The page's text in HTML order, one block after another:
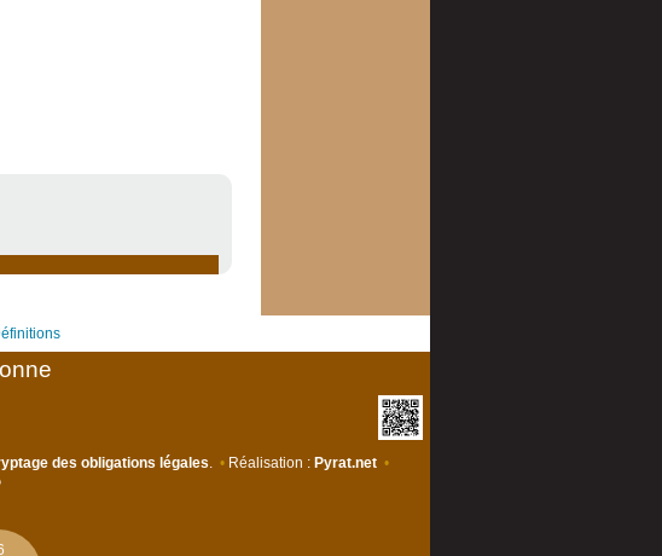
des obligations légales • Réalisation : Pyrat.net •